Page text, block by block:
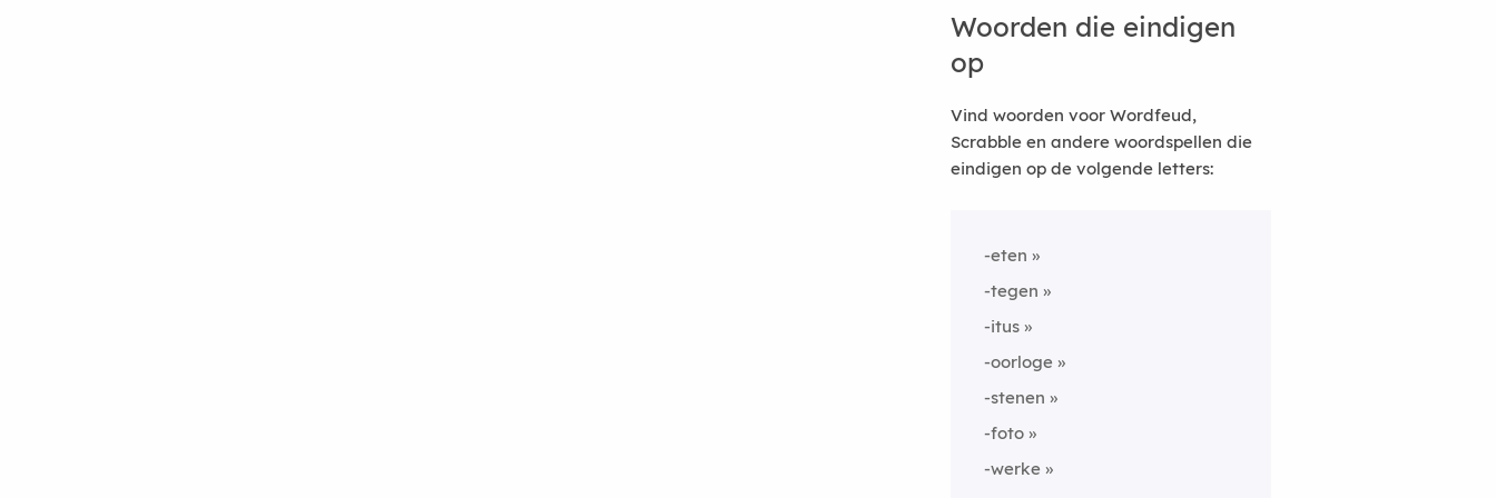
Woorden die eindigen
op
Vind woorden voor Wordfeud,
Scrabble en andere woordspellen die
eindigen op de volgende letters:
-eten
-tegen
-itus
-oorloge
-stenen
-foto
-werke